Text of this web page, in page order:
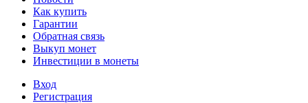
Как купить
Гарантии
Обратная связь
Выкуп монет
Инвестиции в монеты
Вход
Регистрация